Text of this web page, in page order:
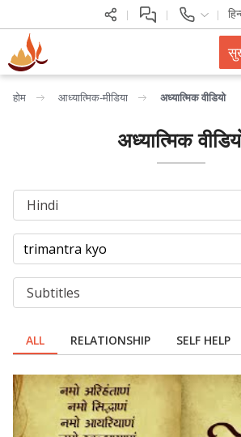
होम आध्यात्मिक-मीडिया अध्यात्मिक वीडियो
अध्यात्मिक
ALL RELATIONSHIP SELF HELP